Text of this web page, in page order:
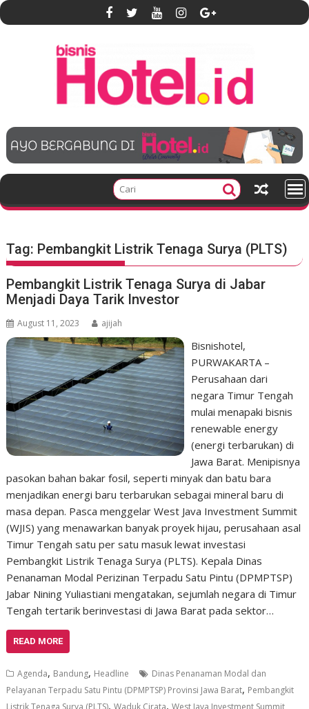
S
k
e
t
Tag: Pembangkit Listrik Tenaga Surya (PLTS)
Pembangkit Listrik Tenaga Surya di Jabar
Menjadi Daya Tarik Investor
August 11, 2023 ajijah
Bisnishotel,
PURWAKARTA –
Perusahaan dari
negara Timur Tengah
mulai menapaki bisnis
renewable energy
(energi terbarukan) di
Jawa Barat. Menipisnya
pasokan bahan bakar fosil, seperti minyak dan batu bara
menjadikan energi baru terbarukan sebagai mineral baru di
masa depan. Pasca menggelar West Java Investment Summit
(WJIS) yang menawarkan banyak proyek hijau, perusahaan asal
Timur Tengah satu per satu masuk lewat investasi
Pembangkit Listrik Tenaga Surya (PLTS). Kepala Dinas
Penanaman Modal Perizinan Terpadu Satu Pintu (DPMPTSP)
Jabar Nining Yuliastiani mengatakan, sejumlah negara di Timur
Tengah tertarik berinvestasi di Jawa Barat pada sektor…
READ MORE
Agenda, Bandung, Headline
Dinas Penanaman Modal dan
Pelayanan Terpadu Satu Pintu (DPMPTSP) Provinsi Jawa Barat, Pembangkit
Listrik Tenaga Surya (PLTS),Waduk Cirata,West Java Investment Summit